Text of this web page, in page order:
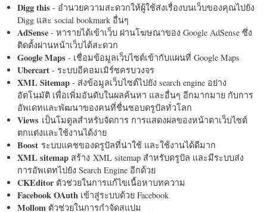
Digg this - อำนวยความสะดวกให้ผู้ใช้ส่งเรื่องบนเว็บของคุณไปยัง
Digg และ social bookmark อื่นๆ
AdSense - หารายได้เข้าเว็บ ผ่านโฆษณาของ Google AdSense ซึ่ง
ติดตั้งผ่านหน้าเว็บได้สะดวก
Google Maps - เชื่อมข้อมูลเว็บไซต์เข้ากับแผนที่ Google Maps
Ubercart - ระบบอีคอมเมิร์ซครบวงจร
XML Sitemap - ส่งข้อมูลเว็บไซต์ไปยัง search engine อย่าง
อัตโนมัติ เพื่อเพิ่มอันดับในผลค้นหา และอื่นๆ อีกมากมาย กับการ
อัพเดทและพัฒนาของคนที่ชื่นชอบดรูปัลทั่วโลก
Views เป็นโมดูลสำหรับจัดการ การแสดงผลของหน้าตาเว็บไซต์
ตกแต่งและใช้งานได้ง่าย
Boost ระบบแคชของดรูปัลที่น่าใช้ และใช้งานได้ดีมาก
XML sitemap สร้าง XML sitemap สำหรับดรูปัล และมีระบบส่ง
การอัพเดทไปยัง Search Engine อีกด้วย
CKEditorตัวช่วยในการแก้ไขเนื้อหาบทความ
Facebook OAuth เข้าสู่ระบบด้วย Facebook
Mollom ตัวช่วยในการกำจัดสแปม